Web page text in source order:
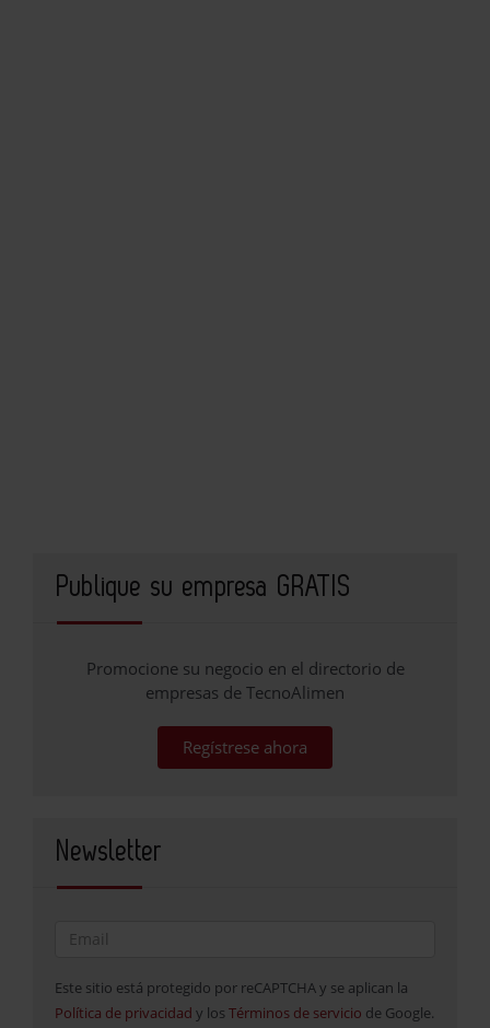
Publique su empresa GRATIS
Promocione su negocio en el directorio de
empresas de TecnoAlimen
Regístrese ahora
Newsletter
Este sitio está protegido por reCAPTCHA y se aplican la
Política de privacidad y los Términos de servicio de Google.